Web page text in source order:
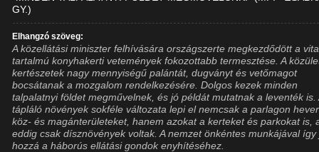
GY.)
Elhangzó szöveg:
A közellátási miniszter felhívására országszerte megkezdődött a
tartalmú konyhakerti vetemények fokozottabb termesztése. A
kertészetek nagy mennyiségű palántát, dugványt és vetőmagot
bocsátanak a mozgalom rendelkezésére. Dolgos kezek minden
talpalatnyi földet megművelnek, és jó példát mutatnak a leventék is.
tápláló növények sokféle változata lepi el nemcsak a parlagon
köz- és magánterületeket, hanem azokat a kerteket és parkokat is,
eddig csak dísznövények voltak. A nemzet önkéntes munkájával így
hozzá a háborús ellátási gondok enyhítéséhez.